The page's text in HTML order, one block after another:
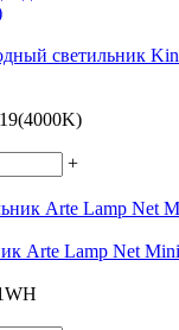
светильник
+
Arte Lamp Net